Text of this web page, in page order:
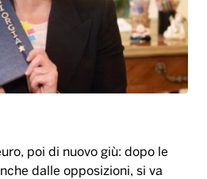
poi di nuovo giù: dopo le
dalle opposizioni, si va